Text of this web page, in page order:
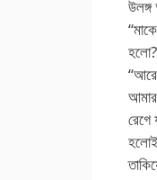
“আরে
আমার
রেগে